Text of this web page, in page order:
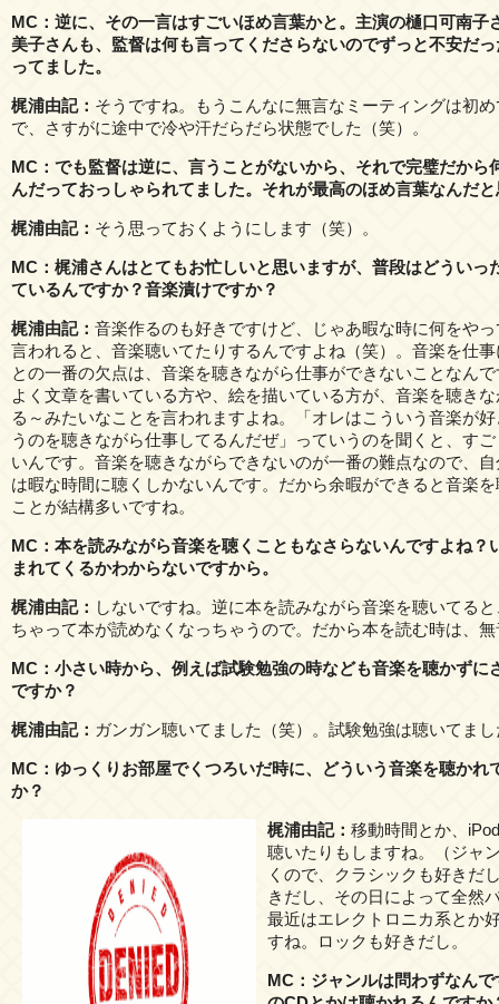
MC：逆に、その一言はすごいほめ言葉かと。主演の樋口可南子
美子さんも、監督は何も言ってくださらないのでずっと不安だ
ってました。
梶浦由記： そうですね。もうこんなに無言なミーティングは初
で、さすがに途中で冷や汗だらだら状態でした（笑）。
MC：でも監督は逆に、言うことがないから、それで完璧だから
んだっておっしゃられてました。それが最高のほめ言葉なんだ
梶浦由記： そう思っておくようにします（笑）。
MC：梶浦さんはとてもお忙しいと思いますが、普段はどういっ
ているんですか？音楽漬けですか？
梶浦由記： 音楽作るのも好きですけど、じゃあ暇な時に何をや
言われると、音楽聴いてたりするんですよね（笑）。音楽を仕
との一番の欠点は、音楽を聴きながら仕事ができないことなん
よく文章を書いている方や、絵を描いている方が、音楽を聴き
る～みたいなことを言われますよね。「オレはこういう音楽が
うのを聴きながら仕事してるんだぜ」っていうのを聞くと、す
いんです。音楽を聴きながらできないのが一番の難点なので、
は暇な時間に聴くしかないんです。だから余暇ができると音楽
ことが結構多いですね。
MC：本を読みながら音楽を聴くこともなさらないんですよね？
まれてくるかわからないですから。
梶浦由記： しないですね。逆に本を読みながら音楽を聴いてる
ちゃって本が読めなくなっちゃうので。だから本を読む時は、
MC：小さい時から、例えば試験勉強の時なども音楽を聴かずに
ですか？
梶浦由記： ガンガン聴いてました（笑）。試験勉強は聴いてま
MC：ゆっくりお部屋でくつろいだ時に、どういう音楽を聴かれ
か？
梶浦由記： 移動時間とか、
聴いたりもしますね。（ジャ
くので、クラシックも好きだ
きだし、その日によって全然
最近はエレクトロニカ系とか
すね。ロックも好きだし。
MC：ジャンルは問わずなん